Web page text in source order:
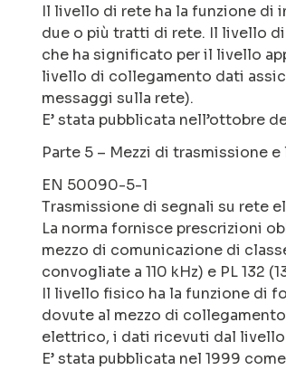
Il livello di rete ha la funzione di
due o più tratti di rete. Il livello
che ha significato per il livello
livello di collegamento dati
messaggi sulla rete).
E’ stata pubblicata nell’ottobre
Parte 5 – Mezzi di trasmissione
EN 50090-5-1
Trasmissione di segnali su rete
La norma fornisce prescrizioni
mezzo di comunicazione di
convogliate a 110 kHz) e PL 132
Il livello fisico ha la funzione di
dovute al mezzo di
elettrico, i dati ricevuti dal livello
E’ stata pubblicata nel 1999